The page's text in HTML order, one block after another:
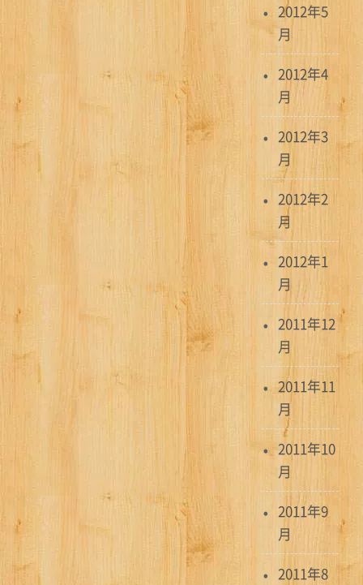
2012年5
月
2012年4
月
2012年3
月
2012年2
月
2012年1
月
2011年12
月
2011年11
月
2011年10
月
2011年9
月
2011年8